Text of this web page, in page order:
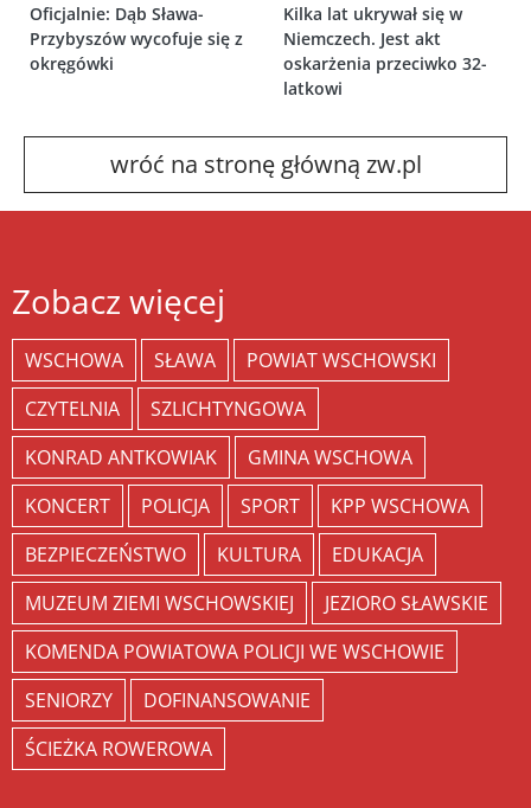
Oficjalnie: Dąb Sława-
Przybyszów wycofuje się z
okręgówki
Kilka lat ukrywał się w
Niemczech. Jest akt
oskarżenia przeciwko 32-
latkowi
wróć na stronę główną zw.pl
Zobacz więcej
WSCHOWA SŁAWA
POWIAT WSCHOWSKI
CZYTELNIA
SZLICHTYNGOWA
KONRAD ANTKOWIAK
GMINA WSCHOWA
KONCERT
POLICJA SPORT
KPP WSCHOWA
BEZPIECZEŃSTWO
KULTURA
EDUKACJA
MUZEUM ZIEMI WSCHOWSKIEJ
JEZIORO SŁAWSKIE
KOMENDA POWIATOWA POLICJI WE WSCHOWIE
SENIORZY
DOFINANSOWANIE
ŚCIEŻKA ROWEROWA